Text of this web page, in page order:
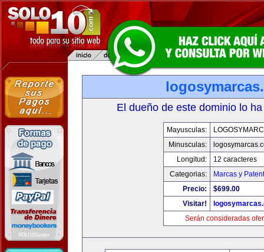
El dueño de este dominio lo
Mayusculas:
Minusculas:
Longitud:
12 caracteres
Categorias:
Marcas y
Precio:
$699.00
Visitar!
Serán consideradas